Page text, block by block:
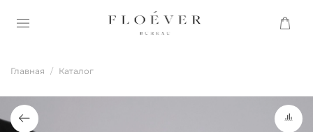
Главная Каталог